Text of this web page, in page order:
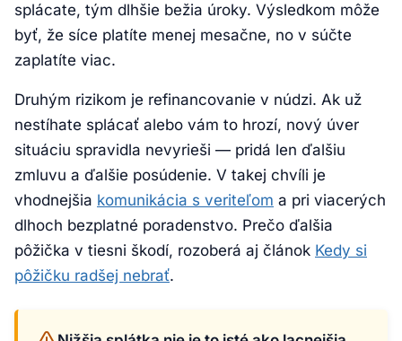
splácate, tým dlhšie bežia úroky. Výsledkom môže
byť, že síce platíte menej mesačne, no v súčte
zaplatíte viac.
Druhým rizikom je refinancovanie v núdzi. Ak už
nestíhate splácať alebo vám to hrozí, nový úver
situáciu spravidla nevyrieši — pridá len ďalšiu
zmluvu a ďalšie posúdenie. V takej chvíli je
vhodnejšia komunikácia s veriteľom a pri viacerých
dlhoch bezplatné poradenstvo. Prečo ďalšia
pôžička v tiesni škodí, rozoberá aj článok Kedy si
pôžičku radšej nebrať.